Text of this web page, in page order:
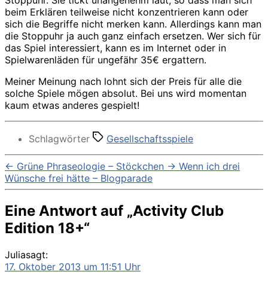
beim Erklären teilweise nicht konzentrieren kann oder
sich die Begriffe nicht merken kann. Allerdings kann man
die Stoppuhr ja auch ganz einfach ersetzen. Wer sich für
das Spiel interessiert, kann es im Internet oder in
Spielwarenläden für ungefähr 35€ ergattern.
Meiner Meinung nach lohnt sich der Preis für alle die
solche Spiele mögen absolut. Bei uns wird momentan
kaum etwas anderes gespielt!
Schlagwörter Gesellschaftsspiele
← Grüne Phraseologie – Stöckchen → Wenn ich drei
Wünsche frei hätte – Blogparade
Eine Antwort auf „Activity Club
Edition 18+“
Juliasagt:
17. Oktober 2013 um 11:51 Uhr